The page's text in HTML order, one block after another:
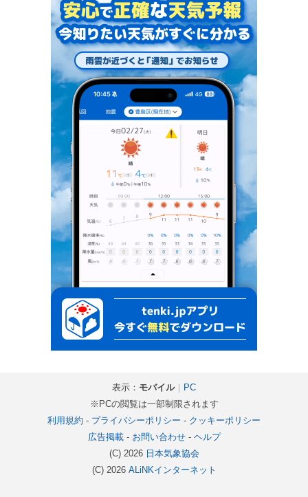
表示： モバイル｜ PC
※PCの閲覧は一部制限されます
利用規約 - プライバシーポリシー - クッキーポリシー
広告掲載- お問い合わせ- ヘルプ
(C) 2026 日本気象協会
(C) 2026 ALiNKインターネット